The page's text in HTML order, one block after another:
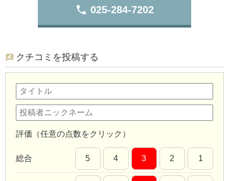
phone 025-284-7202
クチコミを投稿する
評価（任意の点数をクリック）
総合 5 4 3 2 1